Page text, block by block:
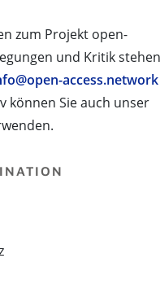
zum Projekt open-
und Kritik
access.network
können Sie auch unser